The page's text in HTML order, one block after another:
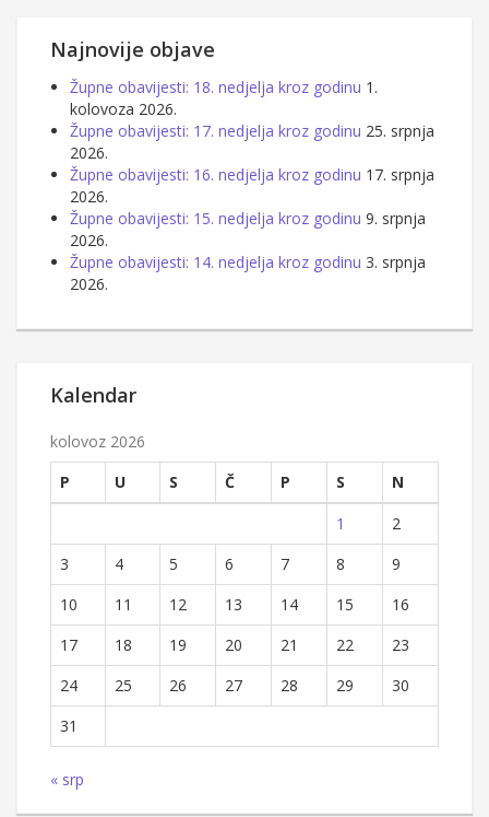
Najnovije objave
Župne obavijesti: 18. nedjelja kroz godinu 1.
kolovoza 2026.
Župne obavijesti: 17. nedjelja kroz godinu 25. srpnja
2026.
Župne obavijesti: 16. nedjelja kroz godinu 17. srpnja
2026.
Župne obavijesti: 15. nedjelja kroz godinu 9. srpnja
2026.
Župne obavijesti: 14. nedjelja kroz godinu 3. srpnja
2026.
Kalendar
kolovoz 2026
P
U S Č P S
N
1
2
3
4 5 6 7 8
9
10
11 12 13 14 15
16
17
18 19 20 21 22
23
24
25 26 27 28 29
30
31
« srp